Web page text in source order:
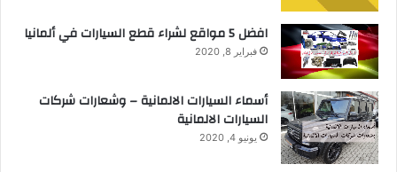
افضل 5 مواقع لشراء قطع السيارات في ألمانيا
فبراير 8, 2020
أسماء السيارات الالمانية – وشعارات شركات
السيارات الالمانية
يونيو 4, 2020